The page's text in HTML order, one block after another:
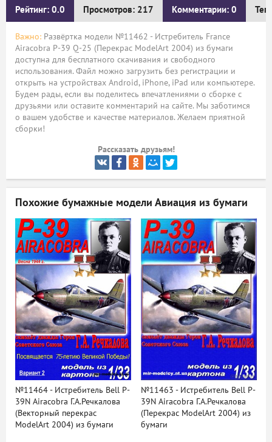
Рейтинг: 0.0 Просмотров: 217 Комментарии: 0
Важно: Развёртка модели №11462 - Истребитель France
Airacobra P-39 Q-25 (Перекрас ModelArt 2004) из бумаги
доступна для бесплатного скачивания и свободного
использования. Файл можно загрузить без регистрации и
открыть на устройствах Android, iPhone, iPad или компьютере.
Будем рады, если вы поделитесь впечатлениями о сборке с
друзьями или оставите комментарий на сайте. Мы заботимся
о вашем удобстве и качестве материалов. Желаем приятной
сборки!
Рассказать друзьям!
Похожие бумажные модели Авиация из бумаги
№11464 - Истребитель Bell P-
39N Airacobra Г.А.Речкалова
(Векторный перекрас
ModelArt 2004) из бумаги
№11463 - Истребитель Bell P-
39N Airacobra Г.А.Речкалова
(Перекрас ModelArt 2004) из
бумаги